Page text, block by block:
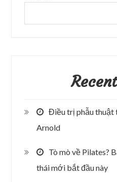
Điều trị phẫu thuật
Arnold
Tò mò về Pilates?
thái mới bắt đầu này